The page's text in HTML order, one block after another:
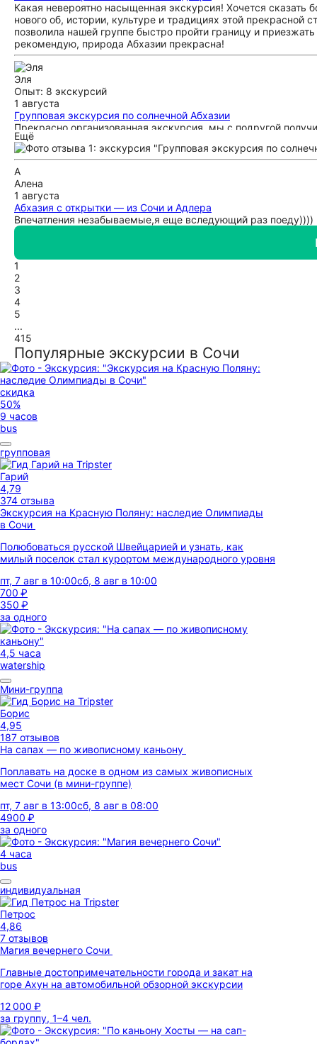
Какая невероятно насыщенная экскурсия! Хочется сказать
нового об, истории, культуре и традициях этой прекрасной
позволила нашей группе быстро пройти границу и
рекомендую, природа Абхазии прекрасна!
Эля
Опыт: 8 экскурсий
1 августа
Групповая экскурсия по солнечной Абхазии
Прекрасно организованная экскурсия, мы с подругой
интересного узнали. Спасибо гиду Петросу!
Ещё
А
Алена
1 августа
Абхазия с открытки — из Сочи и Адлера
Впечатления незабываемые,я еще вследующий раз поеду))))
1
2
3
4
5
...
415
Популярные экскурсии в Сочи
скидка
50%
9 часов
bus
групповая
Гарий
4,79
374 отзыва
Экскурсия на Красную Поляну: наследие Олимпиады
в Сочи
Полюбоваться русской Швейцарией и узнать, как
милый поселок стал курортом международного уровня
пт, 7 авг в 10:00сб, 8 авг в 10:00
700 ₽
350 ₽
за одного
4,5 часа
watership
Мини-группа
Борис
4,95
187 отзывов
На сапах — по живописному каньону
Поплавать на доске в одном из самых живописных
мест Сочи (в мини-группе)
пт, 7 авг в 13:00сб, 8 авг в 08:00
4900 ₽
за одного
4 часа
bus
индивидуальная
Петрос
4,86
7 отзывов
Магия вечернего Сочи
Главные достопримечательности города и закат на
горе Ахун на автомобильной обзорной экскурсии
12 000 ₽
за группу, 1–4 чел.